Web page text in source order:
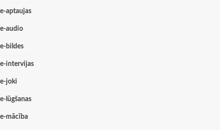
e-aptaujas
e-audio
e-bildes
e-intervijas
e-joki
e-lūgšanas
e-mācība